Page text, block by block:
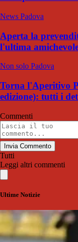
News Padova
Aperta la
l'ultima
Non solo Padova
Torna l'Aperitivo
edizione): tutti i
Commenti
Invia Commento
Tutti
Leggi altri commenti
Ultime Notizie